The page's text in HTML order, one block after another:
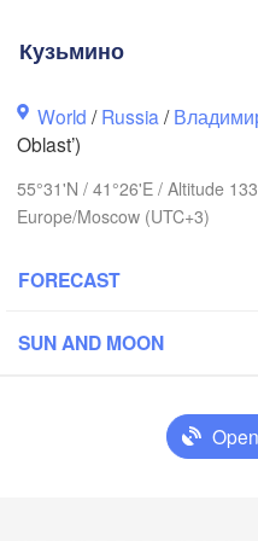
Кузьмино
World /Russia /
Oblast’)
55°31'N / 41°26'E / Altitude
Europe/Moscow (UTC+3)
FORECAST
SUN AND MOON
Череповец
(Cherepovets)
Вологда
Владимир
(Vladimir)